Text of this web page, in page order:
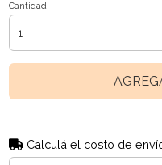
Cantidad
Calculá el costo de